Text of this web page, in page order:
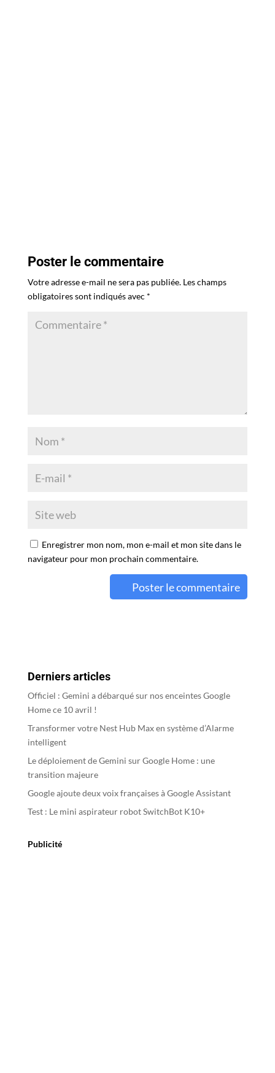
Poster le commentaire
Votre adresse e-mail ne sera pas publiée. Les champs
obligatoires sont indiqués avec *
Enregistrer mon nom, mon e-mail et mon site dans le
navigateur pour mon prochain commentaire.
n
a
t
v
e
:
Derniers articles
Officiel : Gemini a débarqué sur nos enceintes Google
Home ce 10 avril !
Transformer votre Nest Hub Max en système d’Alarme
intelligent
Le déploiement de Gemini sur Google Home : une
transition majeure
Google ajoute deux voix françaises à Google Assistant
Test : Le mini aspirateur robot SwitchBot K10+
Publicité